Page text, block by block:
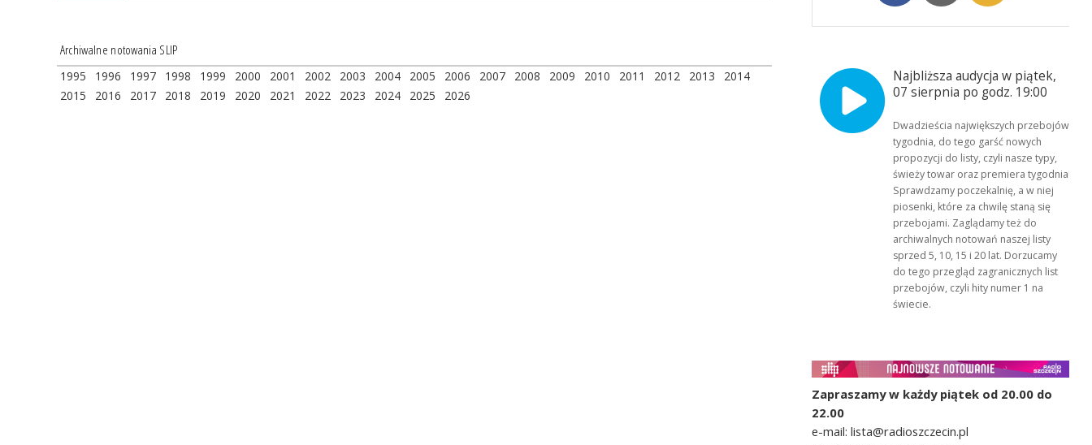
Archiwalne notowania SLIP
1995 1996 1997 1998 1999 2000 2001 2002 2003 2004 2005 2006 2007 2008 2009 2010 2011 2012 2013
2014
2015
2016 2017 2018 2019 2020 2021 2022 2023 2024 2025 2026
Najbliższa audycja w piątek,
07 sierpnia po godz. 19:00
Dwadzieścia największych przebojów
tygodnia, do tego garść nowych
propozycji do listy, czyli nasze typy,
świeży towar oraz premiera tygodnia!
Sprawdzamy poczekalnię, a w niej
piosenki, które za chwilę staną się
przebojami. Zaglądamy też do
archiwalnych notowań naszej listy
sprzed 5, 10, 15 i 20 lat. Dorzucamy
do tego przegląd zagranicznych list
przebojów, czyli hity numer 1 na
świecie.
Zapraszamy w każdy piątek od 20.00 do
22.00
e-mail: lista@radioszczecin.pl